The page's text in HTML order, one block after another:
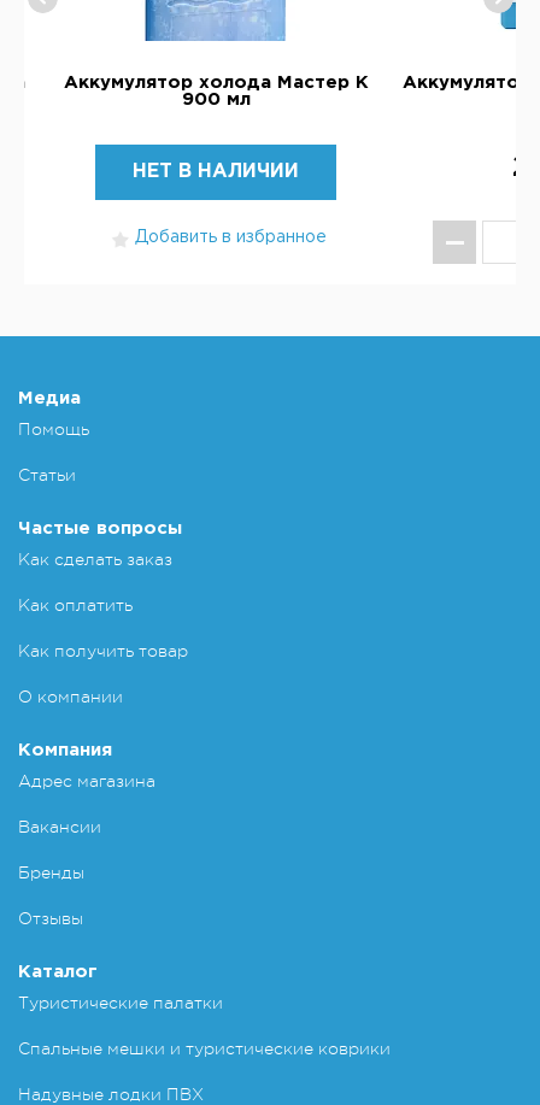
Аккумулятор холода Мастер К
900 мл
НЕТ В НАЛИЧИИ
Добавить в избранное
Аккумулятор
Медиа
Помощь
Статьи
Частые вопросы
Как сделать заказ
Как оплатить
Как получить товар
О компании
Компания
Адрес магазина
Вакансии
Бренды
Отзывы
Каталог
Туристические палатки
Спальные мешки и туристические коврики
Надувные лодки ПВХ